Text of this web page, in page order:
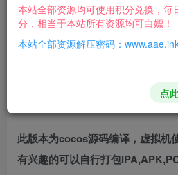
街机疯狂捕鱼解压密
此版本为cocos源码编译，虚拟机
有兴趣的可以自行打包
本站全部资源均可使用积分兑换，每
分，相当于本站所有资源均可白嫖！
本站全部资源解压密码：
点